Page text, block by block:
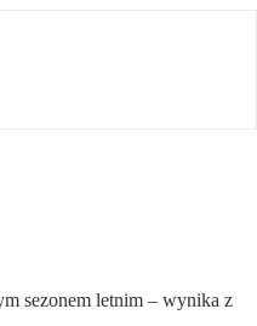
sezonem letnim – wynika z